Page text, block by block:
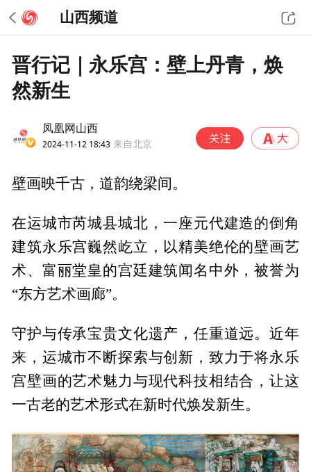
山西频道
晋行记｜永乐宫：壁上丹青，焕
然新生
凤凰网山西
2024-11-12 18:43 来自北京
壁画映千古，道韵绕梁间。
在运城市芮城县城北，一座元代建造的倒角
建筑永乐宫巍然屹立，以精美绝伦的壁画艺
术、富丽堂皇的宫廷建筑闻名中外，被誉为
“东方艺术画廊”。
守护与传承宝贵文化遗产，任重道远。近年
来，运城市不断探索与创新，致力于将永乐
宫壁画的艺术魅力与现代科技相结合，让这
一古老的艺术形式在新时代焕发新生。